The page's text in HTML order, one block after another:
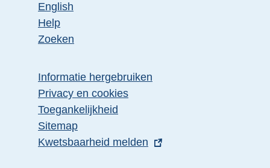
English
Help
Zoeken
Informatie hergebruiken
Privacy en cookies
Toegankelijkheid
Sitemap
E
Kwetsbaarheid melden